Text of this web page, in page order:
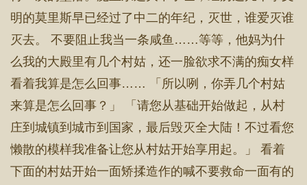
明的莫里斯早已经过了中二的年纪，灭世，谁爱灭谁
灭去。 不要阻止我当一条咸鱼……等等，他妈为什
么我的大殿里有几个村姑，还一脸欲求不满的痴女样
看着我算是怎么回事…… 「所以咧，你弄几个村姑
来算是怎么回事？」 「请您从基础开始做起，从村
庄到城镇到城市到国家，最后毁灭全大陆！不过看您
懒散的模样我准备让您从村姑开始享用起。」 看着
下面的村姑开始一面矫揉造作的喊不要救命一面有的